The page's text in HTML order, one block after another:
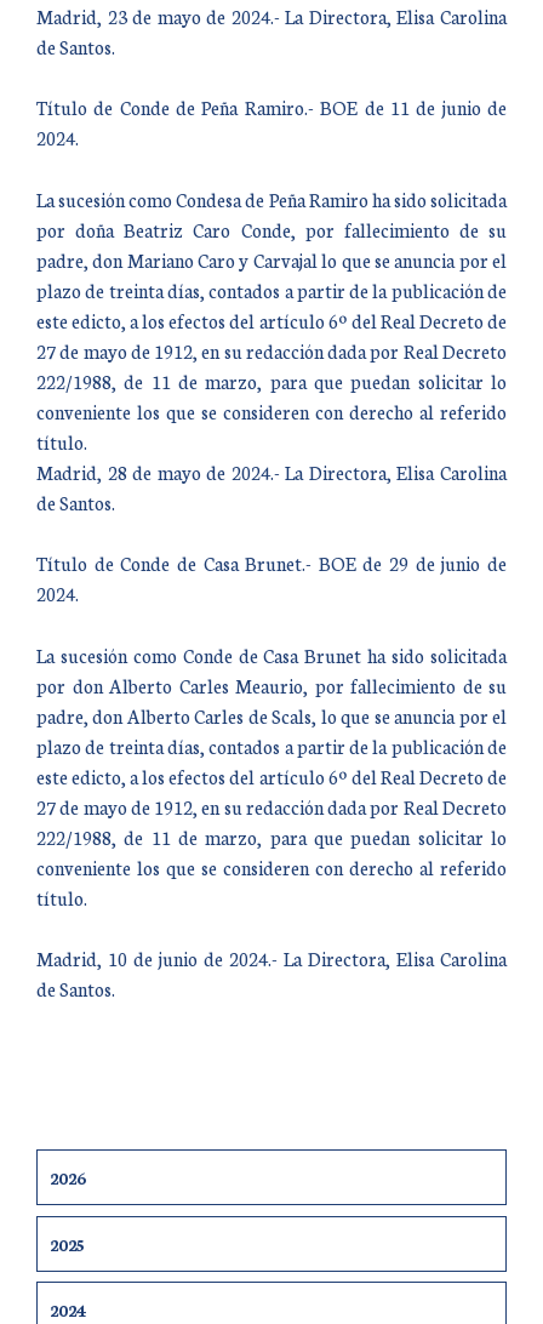
Madrid, 23 de mayo de 2024.- La Directora, Elisa Carolina
de Santos.
Título de Conde de Peña Ramiro.- BOE de 11 de junio de
2024.
La sucesión como Condesa de Peña Ramiro ha sido solicitada
por doña Beatriz Caro Conde, por fallecimiento de su
padre, don Mariano Caro y Carvajal lo que se anuncia por el
plazo de treinta días, contados a partir de la publicación de
este edicto, a los efectos del artículo 6º del Real Decreto de
27 de mayo de 1912, en su redacción dada por Real Decreto
222/1988, de 11 de marzo, para que puedan solicitar lo
conveniente los que se consideren con derecho al referido
título.
Madrid, 28 de mayo de 2024.- La Directora, Elisa Carolina
de Santos.
Título de Conde de Casa Brunet.- BOE de 29 de junio de
2024.
La sucesión como Conde de Casa Brunet ha sido solicitada
por don Alberto Carles Meaurio, por fallecimiento de su
padre, don Alberto Carles de Scals, lo que se anuncia por el
plazo de treinta días, contados a partir de la publicación de
este edicto, a los efectos del artículo 6º del Real Decreto de
27 de mayo de 1912, en su redacción dada por Real Decreto
222/1988, de 11 de marzo, para que puedan solicitar lo
conveniente los que se consideren con derecho al referido
título.
Madrid, 10 de junio de 2024.- La Directora, Elisa Carolina
de Santos.
2026
2025
2024